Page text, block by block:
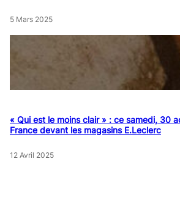
5 Mars 2025
« Qui est le moins clair » : ce samedi, 30
France devant les magasins E.Leclerc
12 Avril 2025